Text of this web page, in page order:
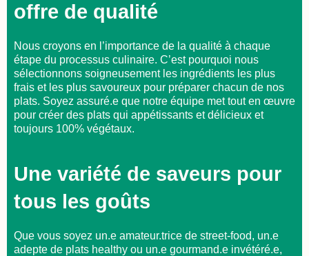
offre de qualité
Nous croyons en l’importance de la qualité à chaque
étape du processus culinaire. C’est pourquoi nous
sélectionnons soigneusement les ingrédients les plus
frais et les plus savoureux pour préparer chacun de nos
plats. Soyez assuré.e que notre équipe met tout en œuvre
pour créer des plats qui appétissants et délicieux et
toujours 100% végétaux.
Une variété de saveurs pour
tous les goûts
Que vous soyez un.e amateur.trice de street-food, un.e
adepte de plats healthy ou un.e gourmand.e invétéré.e,